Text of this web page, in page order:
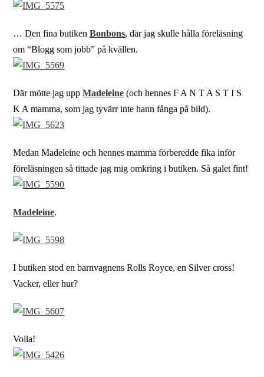
… Den fina butikenBonbons, där jag skulle hålla föreläsning
om “Blogg som jobb” på kvällen.
Där mötte jag uppMadeleine (och hennes F A N T A S T I S
K A mamma, som jag tyvärr inte hann fånga på bild).
Medan Madeleine och hennes mamma förberedde fika inför
föreläsningen så tittade jag mig omkring i butiken. Så galet fint!
Madeleine.
I butiken stod en barnvagnens Rolls Royce, en Silver cross!
Vacker, eller hur?
Voila!